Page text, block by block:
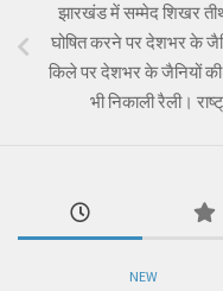
झारखंड में सम्मेद शिखर
घोषित करने पर देशभर के
किले पर देशभर के जैनियों
भी निकाली रैली।
NEW